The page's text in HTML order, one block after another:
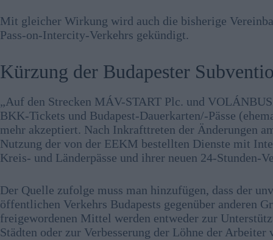
Mit gleicher Wirkung wird auch die bisherige
Pass-on-Intercity-Verkehrs gekündigt.
Kürzung der Budapester
„Auf den Strecken MÁV-START Plc. und
BKK-Tickets und Budapest-Dauerkarten/-Pässe
mehr akzeptiert. Nach Inkrafttreten der Änderungen
Nutzung der von der EEKM bestellten Dienste mit
Kreis- und Länderpässe und ihrer neuen 24-Stunden-
Der Quelle zufolge muss man hinzufügen, dass der
öffentlichen Verkehrs Budapests gegenüber anderen
freigewordenen Mittel werden entweder zur
Städten oder zur Verbesserung der Löhne der Arbeiter